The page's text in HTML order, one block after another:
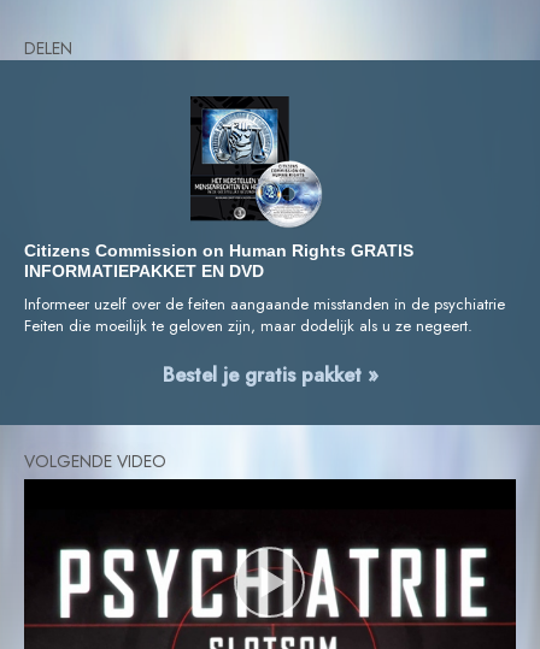
DELEN
Citizens Commission on Human Rights GRATIS
INFORMATIEPAKKET EN DVD
Informeer uzelf over de feiten aangaande misstanden in de psychiatrie
Feiten die moeilijk te geloven zijn, maar dodelijk als u ze negeert.
Bestel je gratis pakket »